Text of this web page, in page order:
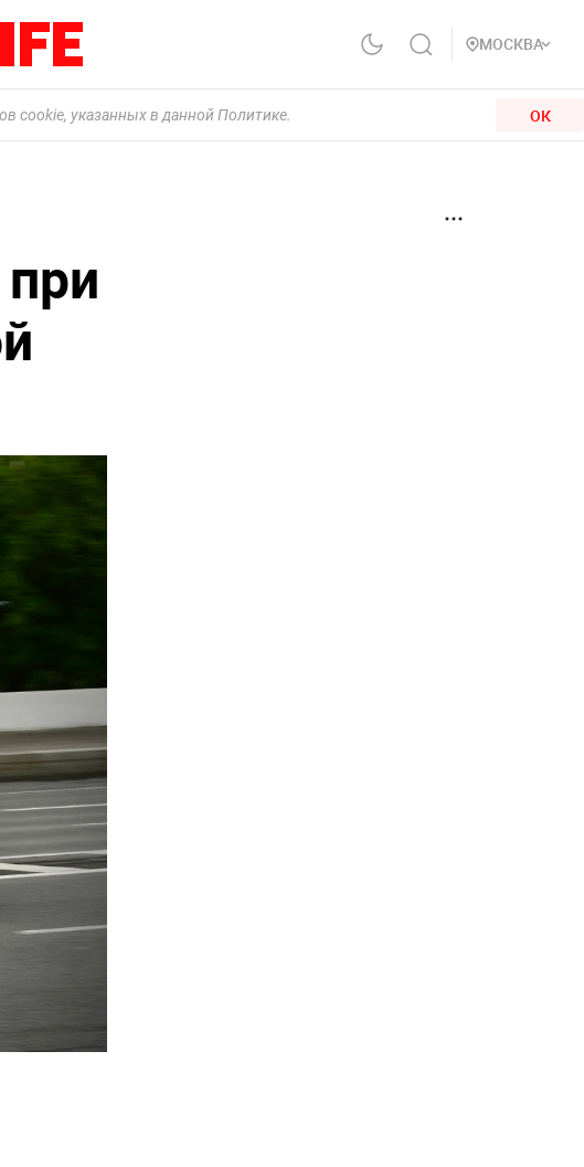
МОСКВА
cookie, указанных в данной Политике. ОК